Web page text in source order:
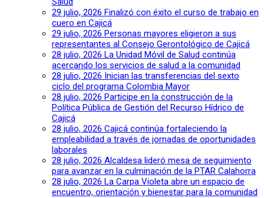
29 julio, 2026 Finalizó con éxito el curso de trabajo en
cuero en Cajicá
29 julio, 2026 Personas mayores eligieron a sus
representantes al Consejo Gerontológico de Cajicá
28 julio, 2026 La Unidad Móvil de Salud continúa
acercando los servicios de salud a la comunidad
28 julio, 2026 Inician las transferencias del sexto
ciclo del programa Colombia Mayor
28 julio, 2026 Participe en la construcción de la
Política Pública de Gestión del Recurso Hídrico de
Cajicá
28 julio, 2026 Cajicá continúa fortaleciendo la
empleabilidad a través de jornadas de oportunidades
laborales
28 julio, 2026 Alcaldesa lideró mesa de seguimiento
para avanzar en la culminación de la PTAR Calahorra
28 julio, 2026 La Carpa Violeta abre un espacio de
encuentro, orientación y bienestar para la comunidad